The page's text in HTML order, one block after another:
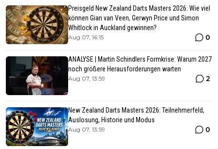
Preisgeld New Zealand Darts Masters 2026: Wie viel
können Gian van Veen, Gerwyn Price und Simon
Whitlock in Auckland gewinnen?
Aug 07, 16:15 0
ANALYSE | Martin Schindlers Formkrise: Warum 2027
noch größere Herausforderungen warten
Aug 07, 13:59 2
New Zealand Darts Masters 2026: Teilnehmerfeld,
Auslosung, Historie und Modus
Aug 07, 13:59 0